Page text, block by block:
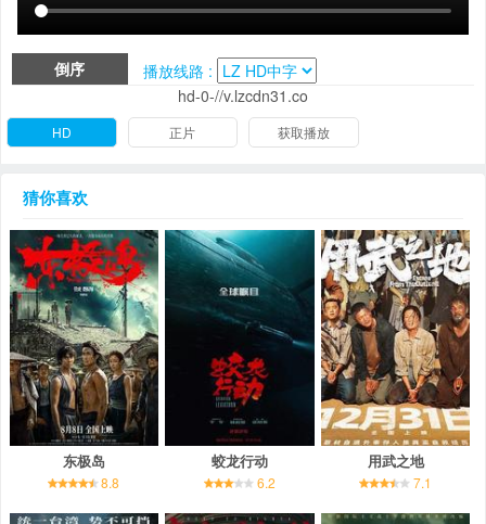
倒序
播放线路 :
hd-0-//v.lzcdn31.co
HD 正片 获取播放
猜你喜欢
东极岛
8.8
蛟龙行动
6.2
用武之地
7.1